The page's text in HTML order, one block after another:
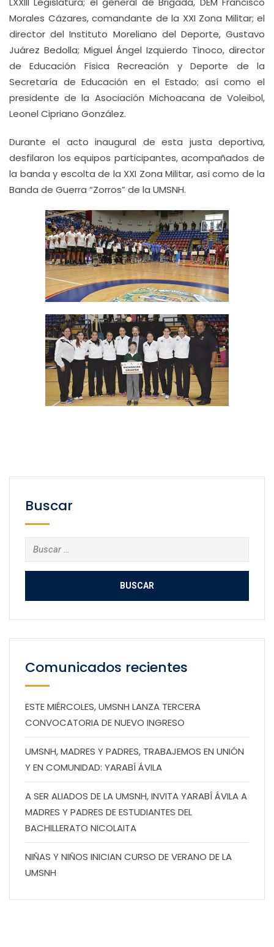
Morales Cázares, comandante de la XXI Zona Militar; el
director del Instituto Moreliano del Deporte, Gustavo
Juárez Bedolla; Miguel Ángel Izquierdo Tinoco, director
de Educación Física Recreación y Deporte de la
Secretaría de Educación en el Estado; así como el
presidente de la Asociación Michoacana de Voleibol,
Leonel Cipriano González.
Durante el acto inaugural de esta justa deportiva,
desfilaron los equipos participantes, acompañados de
la banda y escolta de la XXI Zona Militar, así como de la
Banda de Guerra “Zorros” de la UMSNH.
Buscar
Buscar:
Comunicados recientes
ESTE MIÉRCOLES, UMSNH LANZA TERCERA
CONVOCATORIA DE NUEVO INGRESO
UMSNH, MADRES Y PADRES, TRABAJEMOS EN UNIÓN
Y EN COMUNIDAD: YARABÍ ÁVILA
A SER ALIADOS DE LA UMSNH, INVITA YARABÍ ÁVILA A
MADRES Y PADRES DE ESTUDIANTES DEL
BACHILLERATO NICOLAITA
NIÑAS Y NIÑOS INICIAN CURSO DE VERANO DE LA
UMSNH